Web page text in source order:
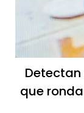
que